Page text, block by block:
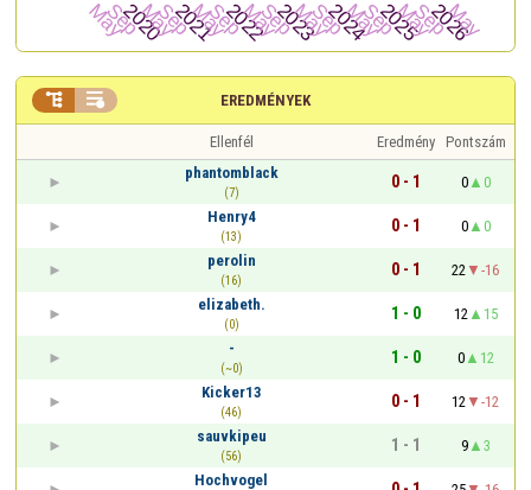
EREDMÉNYEK
 
Ellenfél Eredmény Pontszám
phantomblack
(7)
0 - 1 0
0
Henry4
(13)
0 - 1 0
0
perolin
(16)
0 - 1 22
-16
elizabeth.
(0)
1 - 0 12
15
-
(~0)
1 - 0 0
12
Kicker13
(46)
0 - 1 12
-12
sauvkipeu
(56)
1 - 1 9
3
Hochvogel